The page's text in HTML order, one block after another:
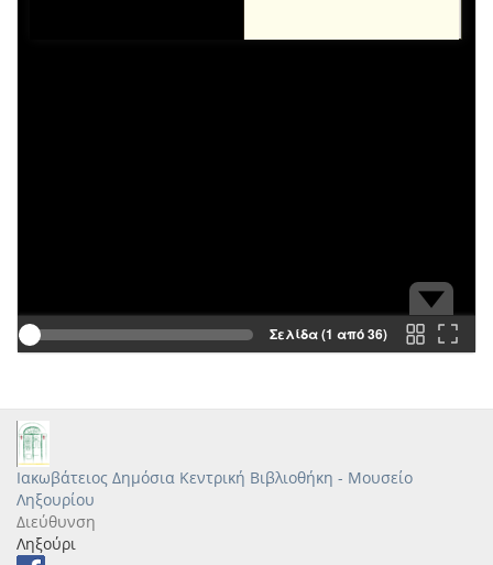
Σελίδα (1 από 36)
Ιακωβάτειος Δημόσια Κεντρική Βιβλιοθήκη - Μουσείο
Ληξουρίου
Διεύθυνση
Ληξούρι